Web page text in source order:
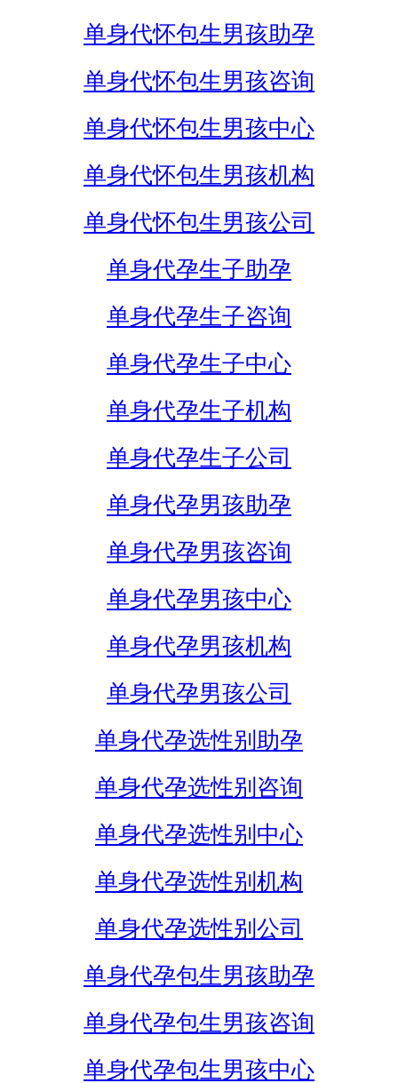
单身代怀包生男孩助孕
单身代怀包生男孩咨询
单身代怀包生男孩中心
单身代怀包生男孩机构
单身代怀包生男孩公司
单身代孕生子助孕
单身代孕生子咨询
单身代孕生子中心
单身代孕生子机构
单身代孕生子公司
单身代孕男孩助孕
单身代孕男孩咨询
单身代孕男孩中心
单身代孕男孩机构
单身代孕男孩公司
单身代孕选性别助孕
单身代孕选性别咨询
单身代孕选性别中心
单身代孕选性别机构
单身代孕选性别公司
单身代孕包生男孩助孕
单身代孕包生男孩咨询
单身代孕包生男孩中心